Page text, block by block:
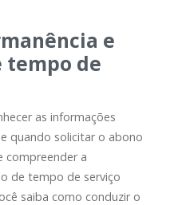
e
tempo de
as informações
quando solicitar o abono
compreender a
de tempo de serviço
saiba como conduzir o